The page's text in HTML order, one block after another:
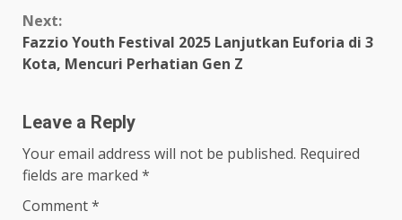
Next:
Fazzio Youth Festival 2025 Lanjutkan Euforia di 3
Kota, Mencuri Perhatian Gen Z
Leave a Reply
Your email address will not be published. Required
fields are marked *
Comment*